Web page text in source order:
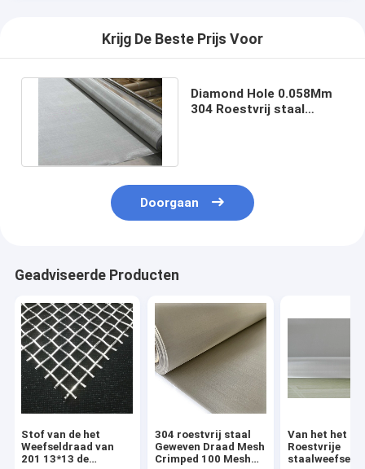
Krijg De Beste Prijs Voor
Diamond Hole 0.058Mm
304 Roestvrij staal
Doorgaan
Geadviseerde Producten
Stof van de het
Weefseldraad van
201 13*13 de
304 roestvrij staal
Geweven Draad Mesh
Crimped 100 Mesh
Van het het
Roestvrije
staalweefsel